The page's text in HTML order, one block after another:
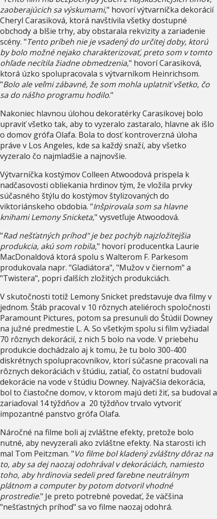
zaoberajúcich sa výskumami," hovorí výtvarníčka dekorácií
Cheryl Carasiková, ktorá navštívila všetky dostupné
obchody a blšie trhy, aby obstarala rekvizity a zariadenie
scény. "Tento príbeh nie je vsadený do určitej doby, ktorú
by bolo možné nejako charakterizovať, preto som v tomto
ohľade necítila žiadne obmedzenia," hovorí Carasiková,
ktorá úzko spolupracovala s výtvarníkom Heinrichsom.
"Bolo ale veľmi zábavné, že som mohla uplatniť všetko, čo
sa do nášho programu hodilo."
Nakoniec hlavnou úlohou dekoratérky Carasikovej bolo
upraviť všetko tak, aby to vyzeralo zastaralo, hlavne ak išlo
o domov grófa Olafa. Bola to dosť kontroverzná úloha
práve v Los Angeles, kde sa každý snaží, aby všetko
vyzeralo čo najmladšie a najnovšie.
Výtvarníčka kostýmov Colleen Atwoodová prispela k
nadčasovosti obliekania hrdinov tým, že vložila prvky
súčasného štýlu do kostýmov štylizovaných do
viktoriánskeho obdobia. "Inšpirovala som sa hlavne
knihami Lemony Snicketa," vysvetľuje Atwoodová.
"Rad nešťatných príhod" je bez pochýb najzložitejšia
produkcia, akú som robila," hovorí producentka Laurie
MacDonaldová ktorá spolu s Walterom F. Parkesom
produkovala napr. "Gladiátora", "Mužov v čiernom" a
"Twistera", popri ďalších zložitých produkciách.
V skutočnosti totiž Lemony Snicket predstavuje dva filmy v
jednom. Štáb pracoval v 10 rôznych ateliéroch spoločnosti
Paramount Pictures, potom sa presunuli do Štúdií Downey
na južné predmestie L. A. So všetkým spolu si film vyžiadal
70 rôznych dekorácií, z nich 5 bolo na vode. V priebehu
produkcie dochádzalo aj k tomu, že tu bolo 300-400
diskrétnych spolupracovníkov, ktorí súčasne pracovali na
rôznych dekoráciách v štúdiu, zatiaľ, čo ostatní budovali
dekorácie na vode v štúdiu Downey. Najväčšia dekorácia,
bol to čiastočne domov, v ktorom majú deti žiť, sa budoval a
zariaďoval 14 týždňov a 20 týždňov trvalo vytvoriť
impozantné panstvo grófa Olafa.
Náročné na filme boli aj zvláštne efekty, pretože bolo
nutné, aby nevyzerali ako zvláštne efekty. Na starosti ich
mal Tom Peitzman. "Vo filme bol kladený zvláštny dôraz na
to, aby sa dej naozaj odohrával v dekoráciách, namiesto
toho, aby hrdinovia sedeli pred farebne neutrálnym
plátnom a computer by potom dotvoril vhodné
prostredie." Je preto potrebné povedať, že väčšina
"nešťastných príhod" sa vo filme naozaj odohrá.